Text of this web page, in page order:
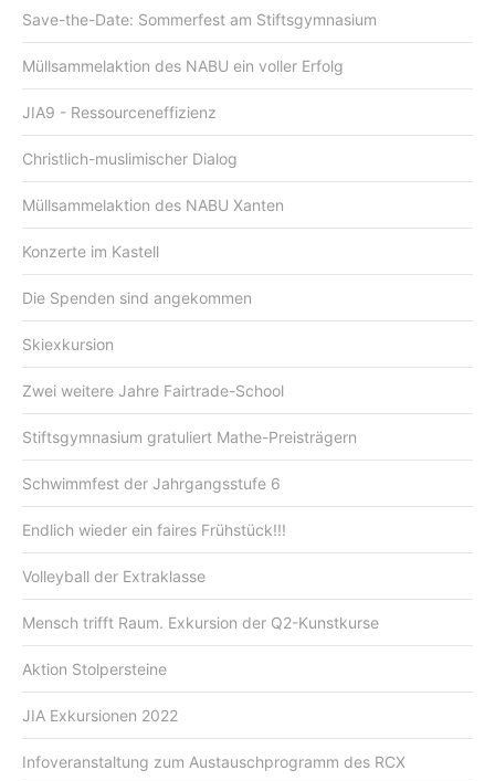
Save-the-Date: Sommerfest am Stiftsgymnasium
Müllsammelaktion des NABU ein voller Erfolg
JIA9 - Ressourceneffizienz
Christlich-muslimischer Dialog
Müllsammelaktion des NABU Xanten
Konzerte im Kastell
Die Spenden sind angekommen
Skiexkursion
Zwei weitere Jahre Fairtrade-School
Stiftsgymnasium gratuliert Mathe-Preisträgern
Schwimmfest der Jahrgangsstufe 6
Endlich wieder ein faires Frühstück!!!
Volleyball der Extraklasse
Mensch trifft Raum. Exkursion der Q2-Kunstkurse
Aktion Stolpersteine
JIA Exkursionen 2022
Infoveranstaltung zum Austauschprogramm des RCX